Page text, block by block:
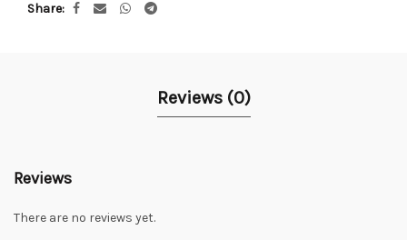
Share
Reviews (0)
Reviews
There are no reviews yet.